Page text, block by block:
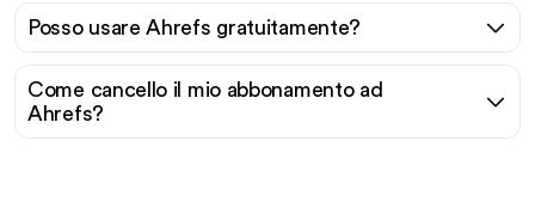
Posso usare Ahrefs gratuitamente?
Come cancello il mio abbonamento ad
Ahrefs?